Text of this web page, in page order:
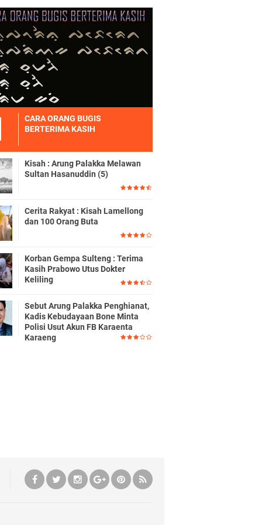
CARA ORANG BUGIS
BERTERIMA KASIH
Kisah : Arung Palakka Melawan
Sultan Hasanuddin (5)
Cerita Rakyat : Kisah Lamellong
dan 100 Orang Buta
Korban Gempa Sulteng : Terima
Kasih Prabowo Utus Dokter
Keliling
Sebut Arung Palakka Penghianat,
Kadis Kebudayaan Bone Minta
Polisi Usut Akun FB Karaenta
Karaeng